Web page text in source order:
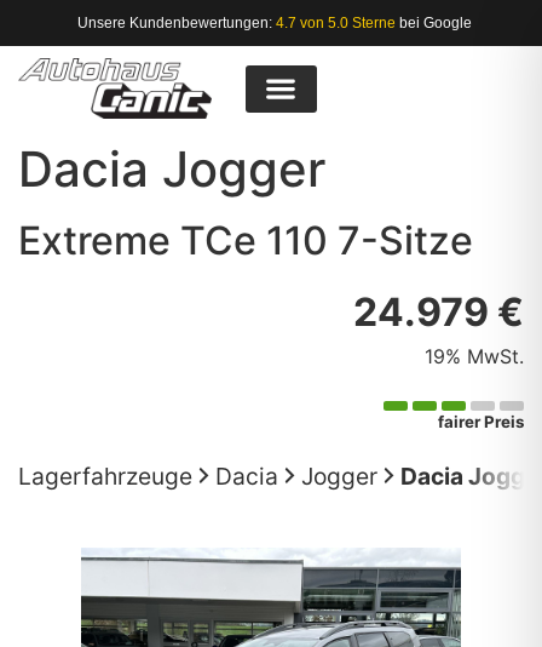
Unsere Kundenbewertungen: 4.7 von 5.0 Sterne bei Google
Dacia Jogger
Extreme TCe 110 7-Sitze
24.979 €
19% MwSt.
fairer Preis
Lagerfahrzeuge Dacia Jogger Dacia